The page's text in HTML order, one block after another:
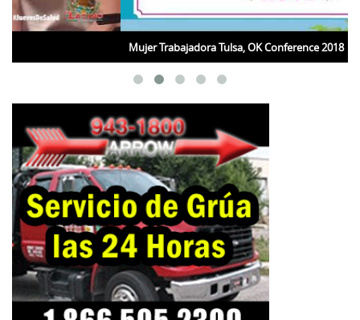
Mujer Trabajadora Tulsa, OK Conference 2018